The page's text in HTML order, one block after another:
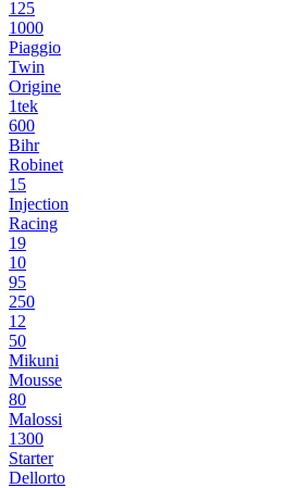
125
1000
Piaggio
Twin
Origine
1tek
600
Bihr
Robinet
15
Injection
Racing
19
10
95
250
12
50
Mikuni
Mousse
80
Malossi
1300
Starter
Dellorto